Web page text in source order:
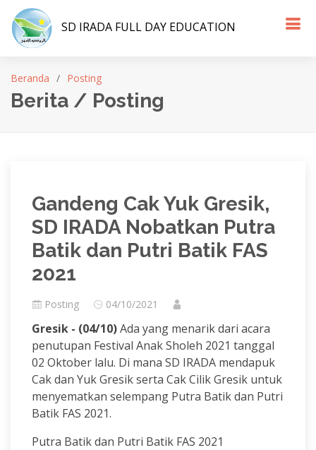
SD IRADA FULL DAY EDUCATION
Beranda Posting
Berita / Posting
Gandeng Cak Yuk Gresik,
SD IRADA Nobatkan Putra
Batik dan Putri Batik FAS
2021
Posting 04/10/2021
Gresik - (04/10)Ada yang menarik dari acara
penutupan Festival Anak Sholeh 2021 tanggal
02 Oktober lalu. Di mana SD IRADA mendapuk
Cak dan Yuk Gresik serta Cak Cilik Gresik untuk
menyematkan selempang Putra Batik dan Putri
Batik FAS 2021.
Putra Batik dan Putri Batik FAS 2021